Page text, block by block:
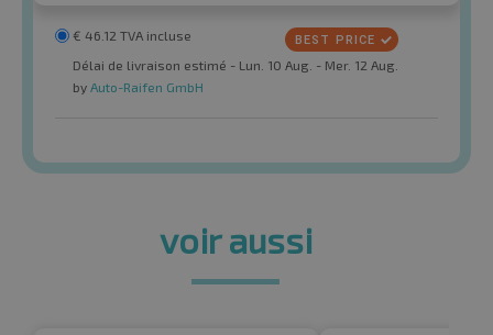
€ 46.12 TVA incluse
Délai de livraison estimé - Lun. 10 Aug. - Mer. 12 Aug.
by Auto-Raifen GmbH
voir aussi